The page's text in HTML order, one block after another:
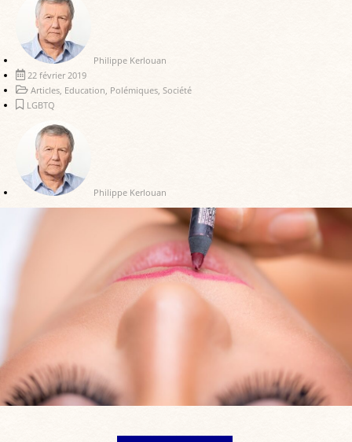
Philippe Kerlouan
22 février 2019
Articles, Education, Polémiques, Société
LGBTQ
Philippe Kerlouan